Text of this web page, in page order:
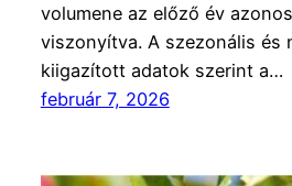
volumene az előző év
viszonyítva. A szezonális és
kiigazított adatok szerint a…
február 7, 2026